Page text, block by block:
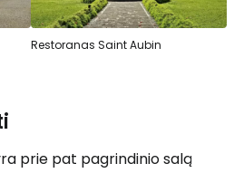
Restoranas Saint Aubin
prie pat pagrindinio salą